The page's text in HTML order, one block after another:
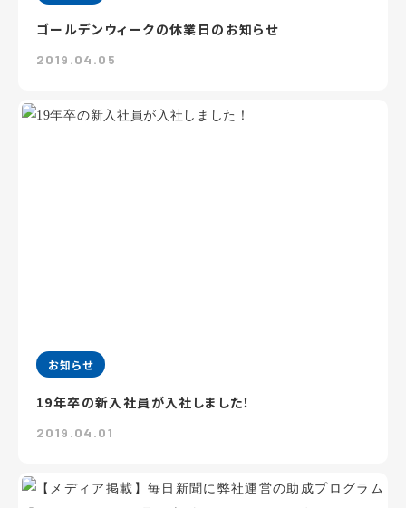
ゴールデンウィークの休業日のお知らせ
2019.04.05
お知らせ
19年卒の新入社員が入社しました！
2019.04.01